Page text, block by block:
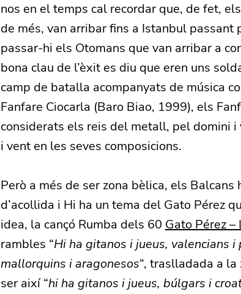
nos en el temps cal recordar que, de fet,
de més, van arribar fins a Istanbul
passar-hi els Otomans que van arribar a
bona clau de l’èxit es diu que eren uns
camp de batalla acompanyats de música
Fanfare Ciocarla (Baro Biao, 1999), els
considerats els reis del metall, pel domini
i vent en les seves composicions.
Però a més de ser zona bèlica, els
d’acollida i Hi ha un tema del Gato Pérez
idea, la cançó Rumba dels 60 Gato Pérez –
rambles “Hi ha gitanos i jueus, valencians
mallorquins i aragonesos“, traslladada a
ser així “hi ha gitanos i jueus, búlgars i